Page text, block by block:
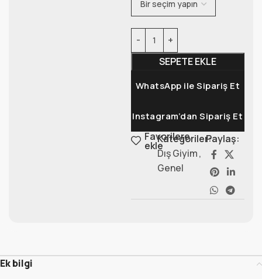
SEPETE EKLE
WhatsApp ile Sipariş Et
Instagram’dan Sipariş Et
Favorilere
ekle
Kategoriler:
Dış Giyim,
Genel
Paylaş:
Ek bilgi